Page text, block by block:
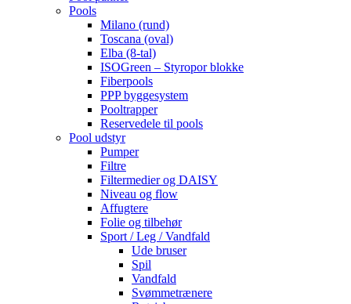
Pools
Milano (rund)
Toscana (oval)
Elba (8-tal)
ISOGreen – Styropor blokke
Fiberpools
PPP byggesystem
Pooltrapper
Reservedele til pools
Pool udstyr
Pumper
Filtre
Filtermedier og DAISY
Niveau og flow
Affugtere
Folie og tilbehør
Sport / Leg / Vandfald
Ude bruser
Spil
Vandfald
Svømmetrænere